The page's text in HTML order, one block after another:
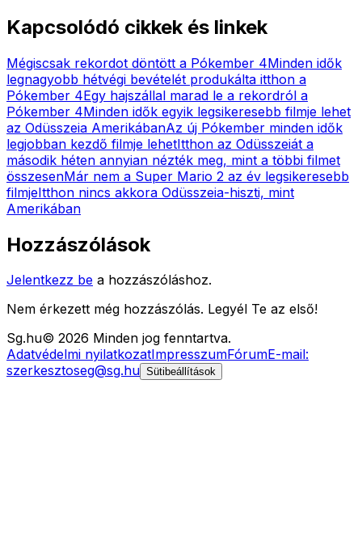
Kapcsolódó cikkek és linkek
Mégiscsak rekordot döntött a Pókember 4Minden idők
legnagyobb hétvégi bevételét produkálta itthon a
Pókember 4Egy hajszállal marad le a rekordról a
Pókember 4Minden idők egyik legsikeresebb filmje lehet
az Odüsszeia AmerikábanAz új Pókember minden idők
legjobban kezdő filmje lehetItthon az Odüsszeiát a
második héten annyian nézték meg, mint a többi filmet
összesenMár nem a Super Mario 2 az év legsikeresebb
filmjeItthon nincs akkora Odüsszeia-hiszti, mint
Amerikában
Hozzászólások
Jelentkezz be a hozzászóláshoz.
Nem érkezett még hozzászólás. Legyél Te az első!
Sg.hu© 2026 Minden jog fenntartva.
Adatvédelmi nyilatkozatImpresszumFórumE-mail:
szerkesztoseg@sg.hu Sütibeállítások